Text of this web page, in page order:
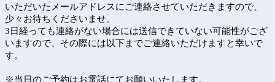
いただいたメールアドレスにご連絡させていただきますので、
少々お待ちくださいませ。
3日経っても連絡がない場合には送信できていない可能性がござ
いますので、その際には以下までご連絡いただけますと幸いで
す。
※当日のご予約はお電話にてお願いいたします。